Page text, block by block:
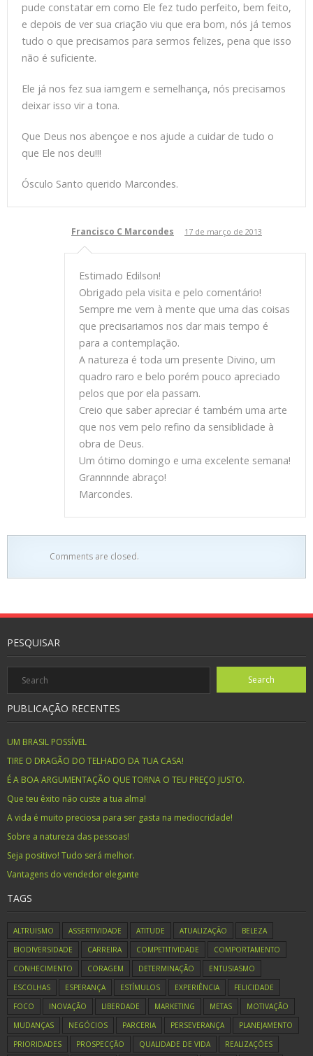
pude constatar em como Ele fez tudo perfeito, bem feito,
e depois de ver sua criação viu que era bom, nós já temos
tudo o que precisamos para sermos felizes, pena que isso
não é suficiente.
Ele já nos fez sua iamgem e semelhança, nós precisamos
deixar isso vir a tona.
Que Deus nos abençoe e nos ajude a cuidar de tudo o
que Ele nos deu!!!
Ósculo Santo querido Marcondes.
Francisco C Marcondes 17 de março de 2013
Estimado Edilson!
Obrigado pela visita e pelo comentário!
Sempre me vem à mente que uma das coisas
que precisariamos nos dar mais tempo é
para a contemplação.
A natureza é toda um presente Divino, um
quadro raro e belo porém pouco apreciado
pelos que por ela passam.
Creio que saber apreciar é também uma arte
que nos vem pelo refino da sensiblidade à
obra de Deus.
Um ótimo domingo e uma excelente semana!
Grannnnde abraço!
Marcondes.
Comments are closed.
PESQUISAR
PUBLICAÇÃO RECENTES
UM BRASIL POSSÍVEL
TIRE O DRAGÃO DO TELHADO DA TUA CASA!
É A BOA ARGUMENTAÇÃO QUE TORNA O TEU PREÇO JUSTO.
Que teu êxito não custe a tua alma!
A vida é muito preciosa para ser gasta na mediocridade!
Sobre a natureza das pessoas!
Seja positivo! Tudo será melhor.
Vantagens do vendedor elegante
TAGS
ALTRUISMO ASSERTIVIDADE ATITUDE ATUALIZAÇÃO
BELEZA
BIODIVERSIDADE
CARREIRA COMPETITIVIDADE
COMPORTAMENTO
CONHECIMENTO
CORAGEM DETERMINAÇÃO
ENTUSIASMO
ESCOLHAS
ESPERANÇA ESTÍMULOS EXPERIÊNCIA
FELICIDADE
FOCO
INOVAÇÃO LIBERDADE MARKETING METAS
MOTIVAÇÃO
MUDANÇAS
NEGÓCIOS PARCERIA PERSEVERANÇA
PLANEJAMENTO
PRIORIDADES
PROSPECÇÃO QUALIDADE DE VIDA REALIZAÇÕES